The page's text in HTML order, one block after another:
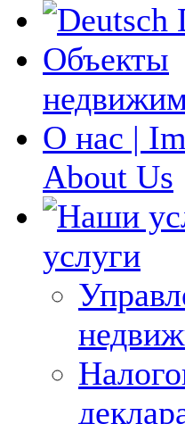
Объекты
О нас |
About Us
услуги